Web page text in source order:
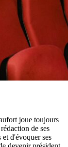
joue toujours
de ses
d'évoquer ses